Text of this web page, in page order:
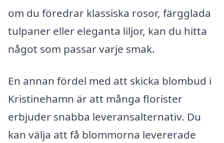
om du föredrar klassiska rosor, färgglada
tulpaner eller eleganta liljor, kan du hitta
något som passar varje smak.
En annan fördel med att skicka blombud i
Kristinehamn är att många florister
erbjuder snabba leveransalternativ. Du
kan välja att få blommorna levererade